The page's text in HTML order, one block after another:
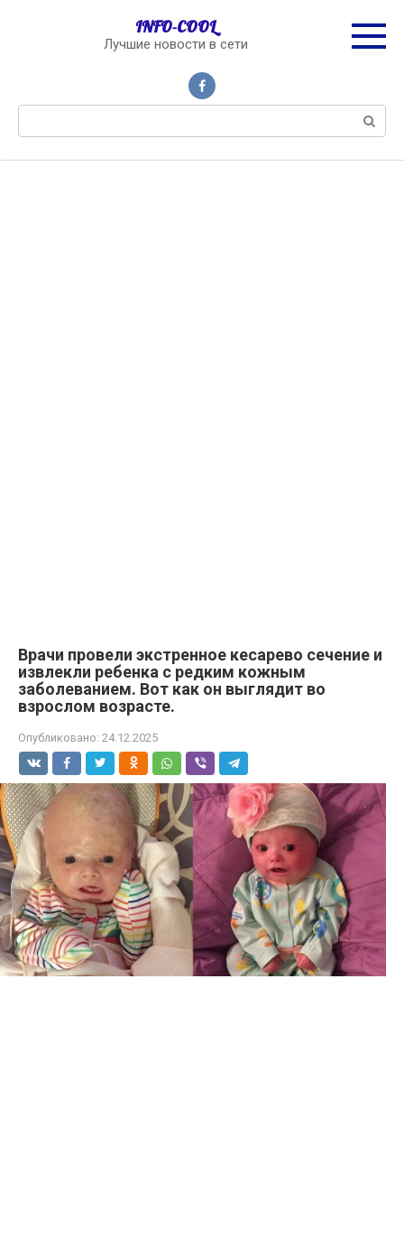
INFO-COOL
Лучшие новости в сети
Врачи провели экстренное кесарево сечение и
извлекли ребенка с редким кожным
заболеванием. Вот как он выглядит во
взрослом возрасте.
Опубликовано: 24.12.2025